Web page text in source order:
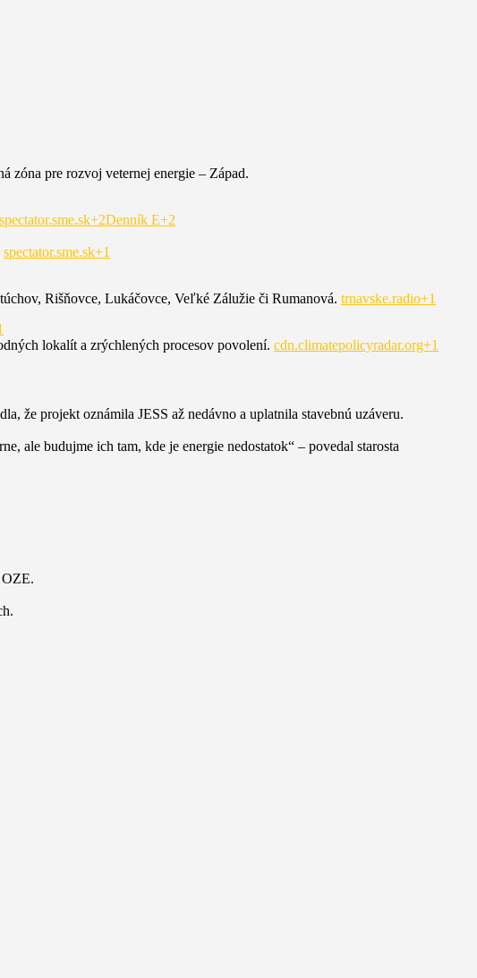
zóna pre rozvoj veternej energie – Západ.
spectator.sme.sk+2Denník E+2
spectator.sme.sk+1
Rišňovce, Lukáčovce, Veľké Zálužie či Rumanová. trnavske.radio+1
lokalít a zrýchlených procesov povolení. cdn.climatepolicyradar.org+1
že projekt oznámila JESS až nedávno a uplatnila stavebnú uzáveru.
ale budujme ich tam, kde je energie nedostatok“ – povedal starosta
OZE.